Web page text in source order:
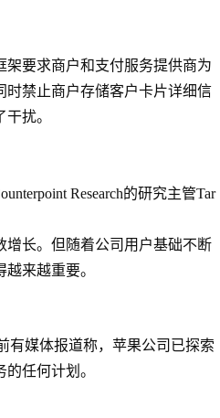
架要求商户和支付服务提供商为
时禁止商户存储客户卡片详细信
扰。
Research的研究主管Tar
增长。但随着公司用户基础不断
来越重要。
有媒体报道称，苹果公司已探索
任何计划。